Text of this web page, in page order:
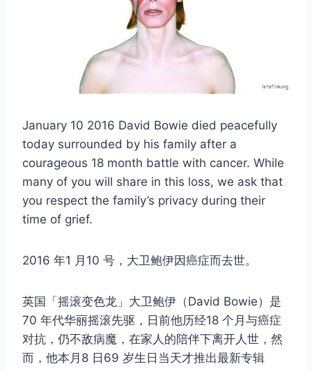
January 10 2016 David Bowie died peacefully
today surrounded by his family after a
courageous 18 month battle with cancer. While
many of you will share in this loss, we ask that
you respect the family’s privacy during their
time of grief.
2016 年1 月10 号，大卫鲍伊因癌症而去世。
英国「摇滚变色龙」大卫鲍伊（David Bowie）是
70 年代华丽摇滚先驱，日前他历经18 个月与癌症
对抗，仍不敌病魔，在家人的陪伴下离开人世，然
而，他本月8 日69 岁生日当天才推出最新专辑